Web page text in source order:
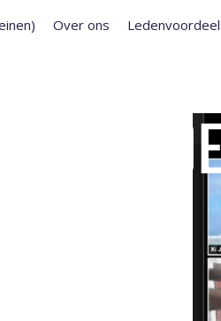
Over ons Ledenvoordeel